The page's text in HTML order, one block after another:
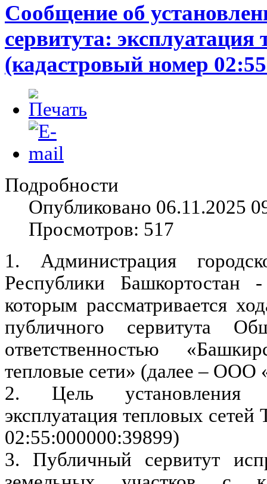
Сообщение об
сервитута:
(кадастровый номер
Подробности
Опубликовано 06.11.2025
Просмотров: 517
1. Администрация
Республики Башкортостан
которым рассматривается
публичного сервитута
ответственностью
тепловые сети» (далее –
2. Цель установления
эксплуатация тепловых
02:55:000000:39899)
3. Публичный сервитут